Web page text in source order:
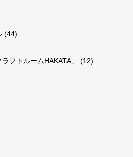
(44)
フトルームHAKATA」 (12)